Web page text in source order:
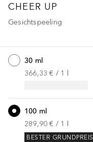
CHEER UP
Gesichtspeeling
30 ml
366,33 € / 1
100 ml
289,90 € / 1
BESTER GRUNDPREIS